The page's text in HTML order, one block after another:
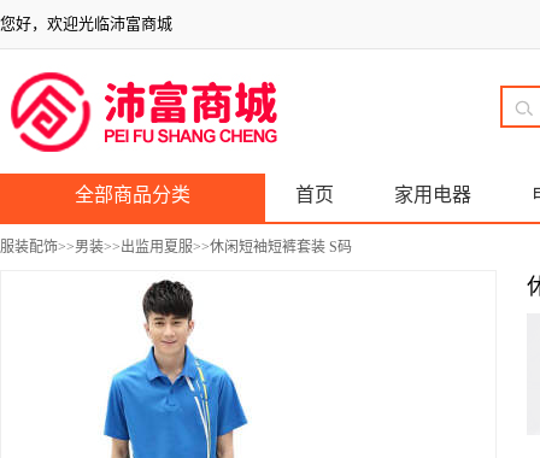
您好，欢迎光临沛富商城
全部商品分类 首页 家用电器
服装配饰>>男装>>出监用夏服>>休闲短袖短裤套装 S码